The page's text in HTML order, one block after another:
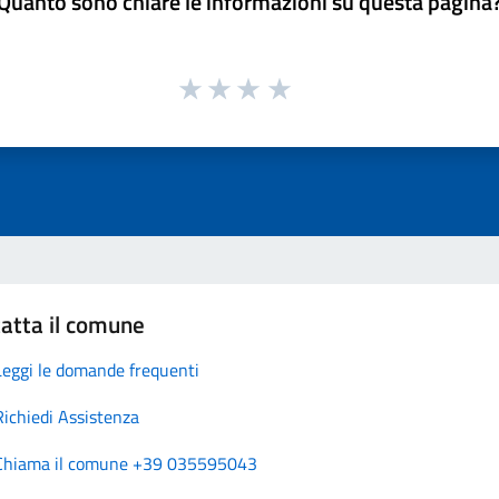
il comune
le domande frequenti
Assistenza
il comune +39 035595043